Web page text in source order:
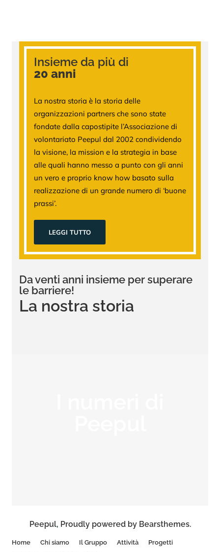
Insieme da più di
20 anni
La nostra storia è la storia delle
organizzazioni partners che sono state
fondate dalla capostipite l’Associazione di
volontariato Peepul dal 2002 condividendo
la visione, la mission e la strategia in base
alle quali hanno messo a punto con gli anni
un vero e proprio know how basato sulla
realizzazione di un grande numero di ‘buone
prassi’.
LEGGI TUTTO
Da venti anni insieme per superare
le barriere!
La nostra storia
Peepul, Proudly powered by Bearsthemes.
Home Chi siamo Il Gruppo Attività
Progetti